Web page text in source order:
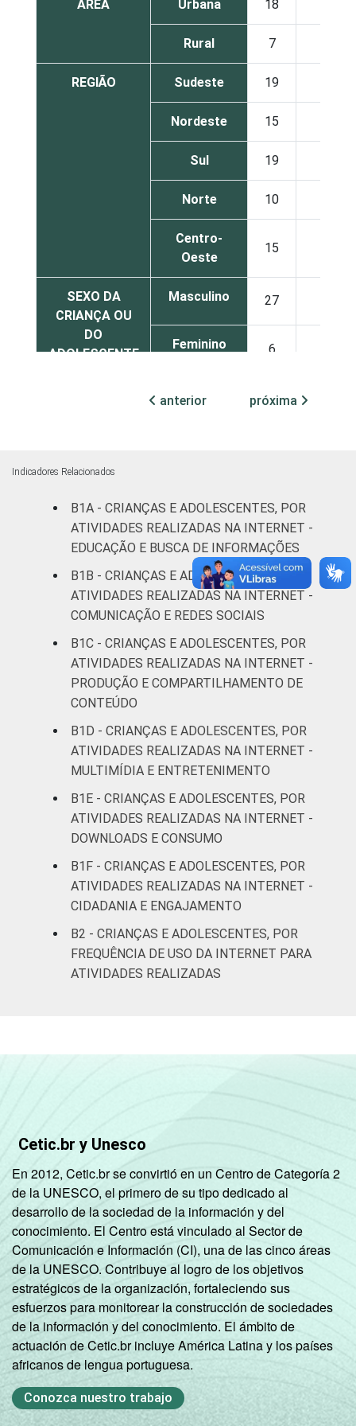
ÁREA Urbana 18
Rural 7
REGIÃO Sudeste 19
Nordeste 15
Sul 19
Norte 10
Centro-
Oeste
15
SEXO DA
CRIANÇA OU
DO
ADOLESCENTE
Masculino 27
Feminino 6
Até
Médio ou
mais
19
DA CRIANÇA
OU DO
ADOLESCENTE
De 9 a 10
anos
20
De 11 a 12
anos
16
De 15 a 17
anos
16
RENDA
FAMILIAR
Até 1 SM 10
Mais de 1
15
Mais de 2
SM até 3 SM
27
Mais de 3
renda
CLASSE
SOCIAL
AB 20
C 20
DE 10
Fonte: CGI.br/NIC.br, Centro Regional de
Estudos para o Desenvolvimento da
Sociedade da Informação (Cetic.br),
Pesquisa sobre o Uso da Internet por
Crianças e Adolescentes no Brasil – TIC Kids
Online Brasil 2017.
anterior próxima
Indicadores Relacionados
B1A - CRIANÇAS E ADOLESCENTES, POR
ATIVIDADES REALIZADAS NA INTERNET -
EDUCAÇÃO E BUSCA DE INFORMAÇÕES
B1B - CRIANÇAS E ADOLESCENTES, POR
ATIVIDADES REALIZADAS NA INTERNET -
COMUNICAÇÃO E REDES SOCIAIS
B1C - CRIANÇAS E ADOLESCENTES, POR
ATIVIDADES REALIZADAS NA INTERNET -
PRODUÇÃO E COMPARTILHAMENTO DE
CONTEÚDO
B1D - CRIANÇAS E ADOLESCENTES, POR
ATIVIDADES REALIZADAS NA INTERNET -
MULTIMÍDIA E ENTRETENIMENTO
B1E - CRIANÇAS E ADOLESCENTES, POR
ATIVIDADES REALIZADAS NA INTERNET -
DOWNLOADS E CONSUMO
B1F - CRIANÇAS E ADOLESCENTES, POR
ATIVIDADES REALIZADAS NA INTERNET -
CIDADANIA E ENGAJAMENTO
B2 - CRIANÇAS E ADOLESCENTES, POR
FREQUÊNCIA DE USO DA INTERNET PARA
ATIVIDADES REALIZADAS
Cetic.br y Unesco
En 2012, Cetic.br se convirtió en un Centro de Categoría 2
de la UNESCO, el primero de su tipo dedicado al
desarrollo de la sociedad de la información y del
conocimiento. El Centro está vinculado al Sector de
Comunicación e Información (CI), una de las cinco áreas
de la UNESCO. Contribuye al logro de los objetivos
estratégicos de la organización, fortaleciendo sus
esfuerzos para monitorear la construcción de sociedades
de la información y del conocimiento. El ámbito de
actuación de Cetic.br incluye América Latina y los países
africanos de lengua portuguesa.
Conozca nuestro trabajo